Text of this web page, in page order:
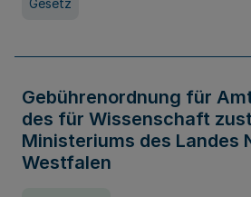
Gesetz
Gebührenordnung für
des für Wissenschaft
Ministeriums des Landes
Westfalen